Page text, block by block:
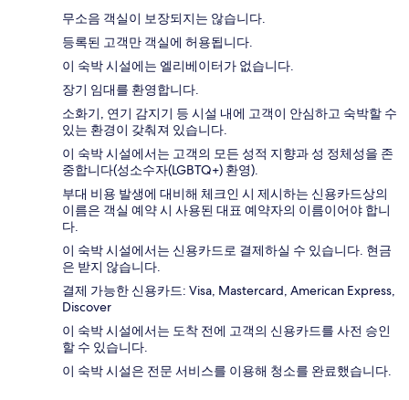
무소음 객실이 보장되지는 않습니다.
등록된 고객만 객실에 허용됩니다.
이 숙박 시설에는 엘리베이터가 없습니다.
장기 임대를 환영합니다.
소화기, 연기 감지기 등 시설 내에 고객이 안심하고 숙박할 수
있는 환경이 갖춰져 있습니다.
이 숙박 시설에서는 고객의 모든 성적 지향과 성 정체성을 존
중합니다(성소수자(LGBTQ+) 환영).
부대 비용 발생에 대비해 체크인 시 제시하는 신용카드상의
이름은 객실 예약 시 사용된 대표 예약자의 이름이어야 합니
다.
이 숙박 시설에서는 신용카드로 결제하실 수 있습니다. 현금
은 받지 않습니다.
결제 가능한 신용카드: Visa, Mastercard, American Express,
Discover
이 숙박 시설에서는 도착 전에 고객의 신용카드를 사전 승인
할 수 있습니다.
이 숙박 시설은 전문 서비스를 이용해 청소를 완료했습니다.